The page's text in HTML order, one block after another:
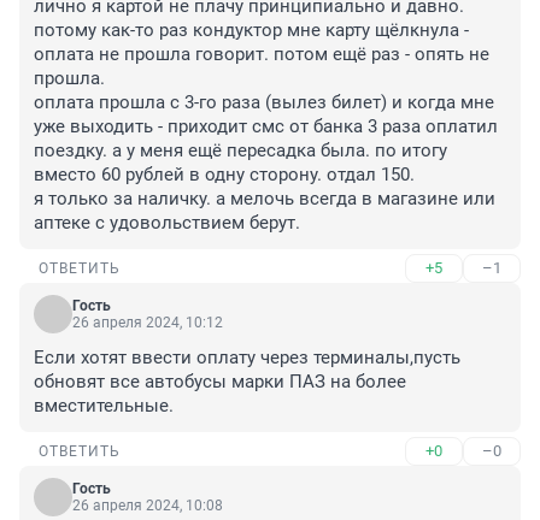
лично я картой не плачу принципиально и давно.
потому как-то раз кондуктор мне карту щёлкнула -
оплата не прошла говорит. потом ещё раз - опять не
прошла.
оплата прошла с 3-го раза (вылез билет) и когда мне
уже выходить - приходит смс от банка 3 раза оплатил
поездку. а у меня ещё пересадка была. по итогу
вместо 60 рублей в одну сторону. отдал 150.
я только за наличку. а мелочь всегда в магазине или
аптеке с удовольствием берут.
ОТВЕТИТЬ +5 –1
Гость
26 апреля 2024, 10:12
Если хотят ввести оплату через терминалы,пусть
обновят все автобусы марки ПАЗ на более
вместительные.
ОТВЕТИТЬ +0 –0
Гость
26 апреля 2024, 10:08